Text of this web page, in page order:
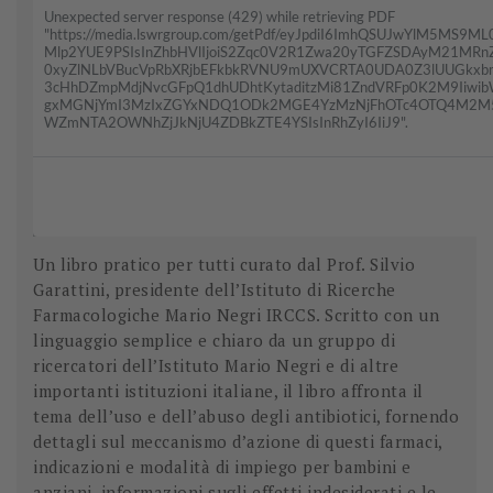
Un libro pratico per tutti curato dal Prof. Silvio
Garattini, presidente dell’Istituto di Ricerche
Farmacologiche Mario Negri IRCCS. Scritto con un
linguaggio semplice e chiaro da un gruppo di
ricercatori dell’Istituto Mario Negri e di altre
importanti istituzioni italiane, il libro affronta il
tema dell’uso e dell’abuso degli antibiotici, fornendo
dettagli sul meccanismo d’azione di questi farmaci,
indicazioni e modalità di impiego per bambini e